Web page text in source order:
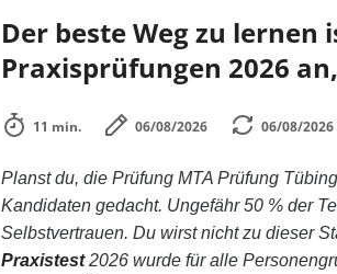
Der beste Weg zu
Praxisprüfungen 2026
11 min. 06/08/2026 06/08/2026
Planst du, die Prüfung MTA Prüfung
Kandidaten gedacht. Ungefähr 50 % der
Selbstvertrauen. Du wirst nicht zu dieser
Praxistest2026 wurde für alle